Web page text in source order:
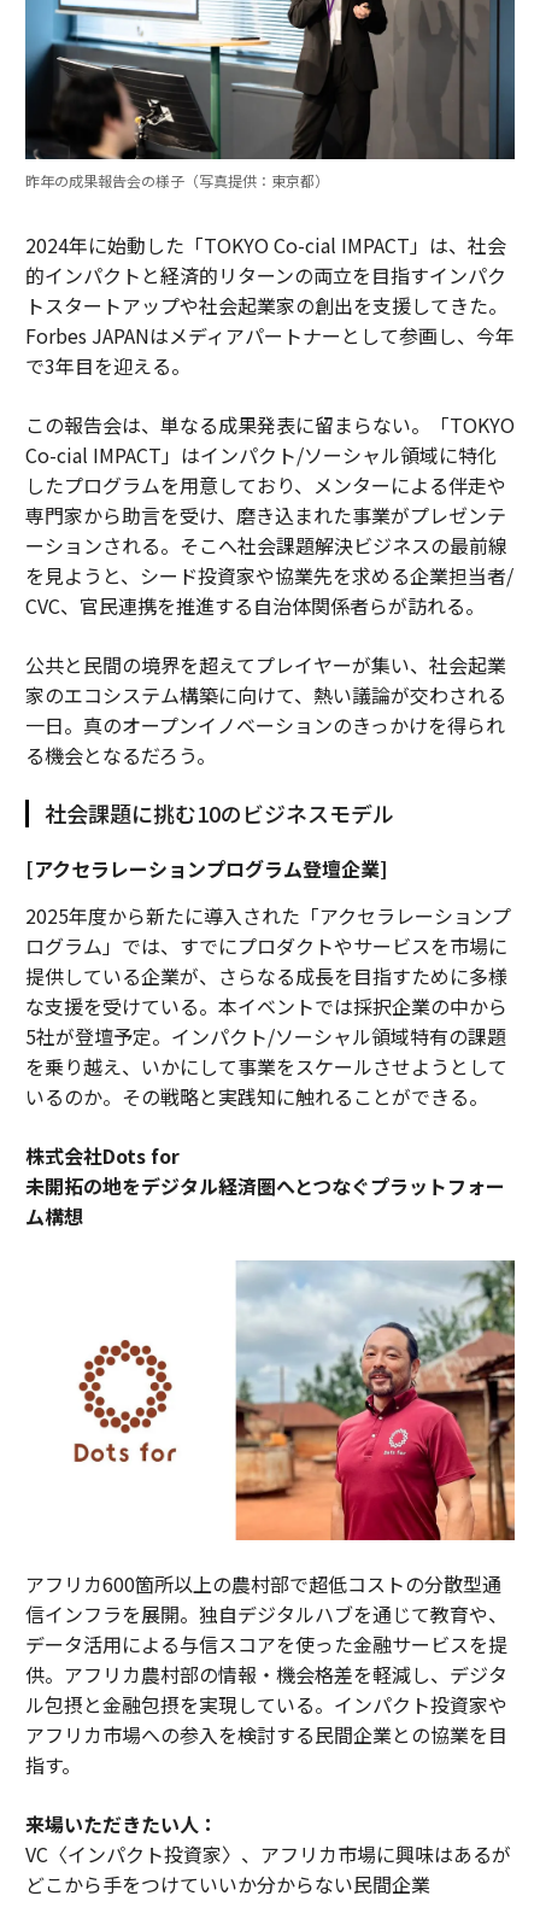
昨年の成果報告会の様子（写真提供：東京都）
2024年に始動した「TOKYO Co-cial IMPACT」は、社会
的インパクトと経済的リターンの両立を目指すインパク
トスタートアップや社会起業家の創出を支援してきた。
Forbes JAPANはメディアパートナーとして参画し、今年
で3年目を迎える。
この報告会は、単なる成果発表に留まらない。「TOKYO
Co-cial IMPACT」はインパクト/ソーシャル領域に特化
したプログラムを用意しており、メンターによる伴走や
専門家から助言を受け、磨き込まれた事業がプレゼンテ
ーションされる。そこへ社会課題解決ビジネスの最前線
を見ようと、シード投資家や協業先を求める企業担当者/
CVC、官民連携を推進する自治体関係者らが訪れる。
公共と民間の境界を超えてプレイヤーが集い、社会起業
家のエコシステム構築に向けて、熱い議論が交わされる
一日。真のオープンイノベーションのきっかけを得られ
る機会となるだろう。
社会課題に挑む10のビジネスモデル
[アクセラレーションプログラム登壇企業]
2025年度から新たに導入された「アクセラレーションプ
ログラム」では、すでにプロダクトやサービスを市場に
提供している企業が、さらなる成長を目指すために多様
な支援を受けている。本イベントでは採択企業の中から
5社が登壇予定。インパクト/ソーシャル領域特有の課題
を乗り越え、いかにして事業をスケールさせようとして
いるのか。その戦略と実践知に触れることができる。
株式会社Dots for
未開拓の地をデジタル経済圏へとつなぐプラットフォー
ム構想
アフリカ600箇所以上の農村部で超低コストの分散型通
信インフラを展開。独自デジタルハブを通じて教育や、
データ活用による与信スコアを使った金融サービスを提
供。アフリカ農村部の情報・機会格差を軽減し、デジタ
ル包摂と金融包摂を実現している。インパクト投資家や
アフリカ市場への参入を検討する民間企業との協業を目
指す。
来場いただきたい人：
VC〈インパクト投資家〉、アフリカ市場に興味はあるが
どこから手をつけていいか分からない民間企業